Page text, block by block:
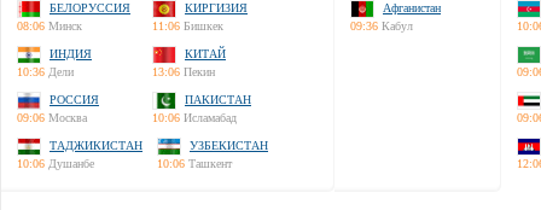
БЕЛОРУССИЯ
08:06 Минск
КИРГИЗИЯ
11:06 Бишкек
ИНДИЯ
10:36 Дели
КИТАЙ
13:06 Пекин
РОССИЯ
09:06 Москва
ПАКИСТАН
10:06 Исламабад
ТАДЖИКИСТАН
10:06 Душанбе
УЗБЕКИСТАН
10:06 Ташкент
Афганистан
09:36 Кабул